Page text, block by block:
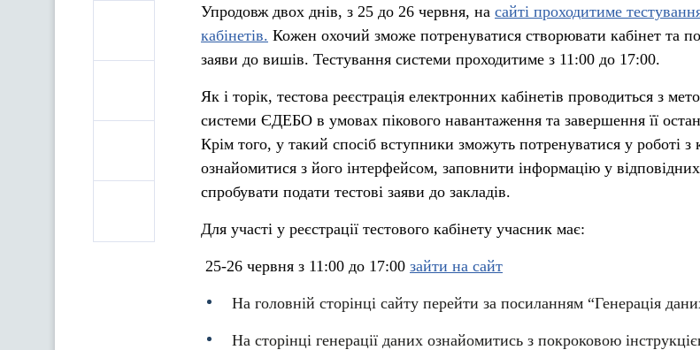
Упродовж двох днів, з 25 до 26 червня, на сайті проходитиме
кабінетів. Кожен охочий зможе потренуватися створювати кабінет та
заяви до вишів. Тестування системи проходитиме з 11:00 до 17:00.
Як і торік, тестова реєстрація електронних кабінетів проводиться з
системи ЄДЕБО в умовах пікового навантаження та завершення її
Крім того, у такий спосіб вступники зможуть потренуватися у роботі з
ознайомитися з його інтерфейсом, заповнити інформацію у
спробувати подати тестові заяви до закладів.
Для участі у реєстрації тестового кабінету учасник має:
25-26 червня з 11:00 до 17:00 зайти на сайт
На головній сторінці сайту перейти за посиланням “Генерація
На сторінці генерації даних ознайомитись з покроковою